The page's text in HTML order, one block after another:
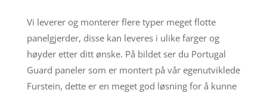
Vi leverer og monterer flere typer meget flotte
panelgjerder, disse kan leveres i ulike farger og
høyder etter ditt ønske. På bildet ser du Portugal
Guard paneler som er montert på vår egenutviklede
Furstein, dette er en meget god løsning for å kunne